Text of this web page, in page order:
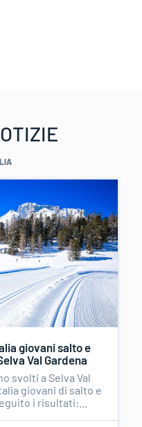
giovani salto e
Val Gardena
svolti a Selva Val
giovani di salto e
i risultati:...